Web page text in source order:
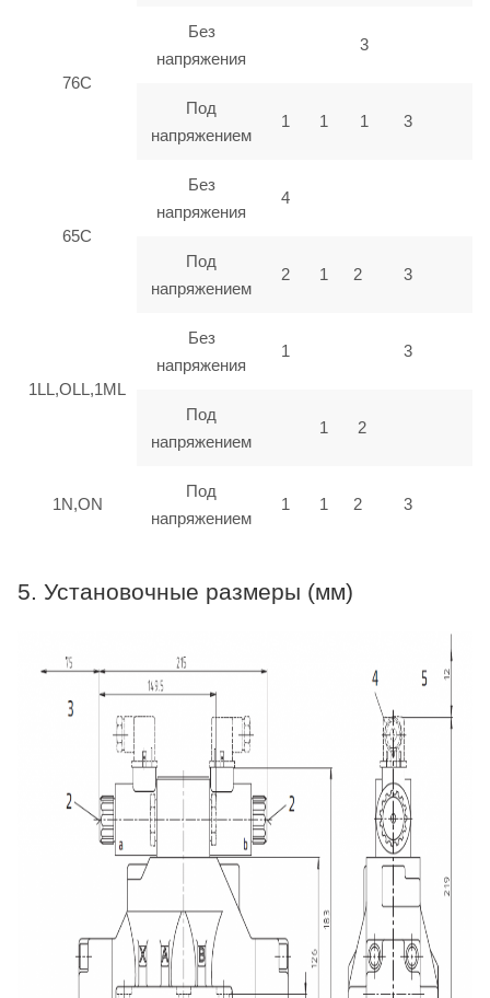
76C
Без
напряжения
3
Под
напряжением
1 1 1 3
65C
Без
напряжения
4
Под
напряжением
2 1 2 3
1LL,OLL,1ML
Без
напряжения
1 3
Под
напряжением
1 2
1N,ON
Под
напряжением
1 1 2 3
5. Установочные размеры (мм)